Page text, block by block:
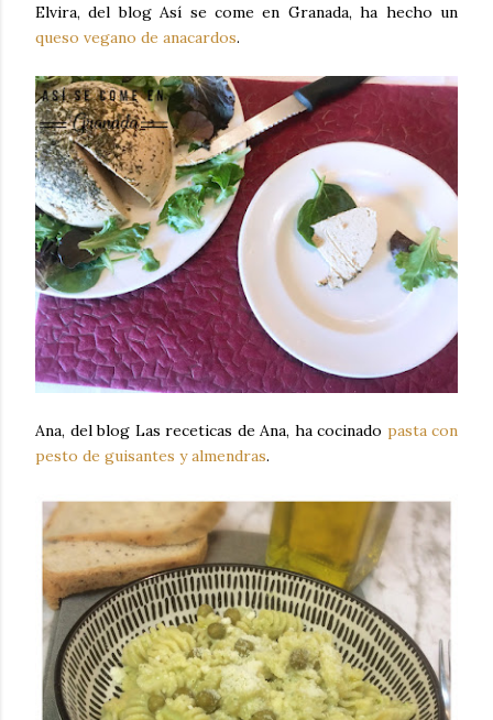
Elvira, del blog Así se come en Granada, ha hecho un
queso vegano de anacardos.
Ana, del blog Las receticas de Ana, ha cocinado pasta con
pesto de guisantes y almendras.